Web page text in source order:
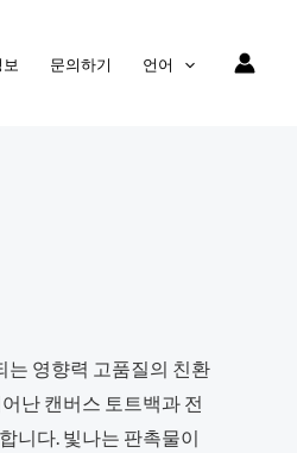
보 문의하기 언어
는 영향력 고품질의 친환
난 캔버스 토트백과 전
니다. 빛나는 판촉물이